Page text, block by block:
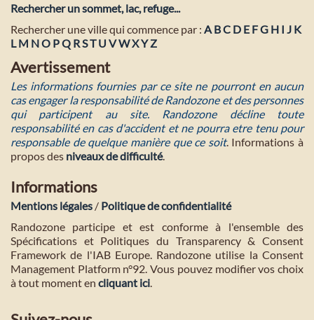
Rechercher un sommet, lac, refuge...
Rechercher une ville qui commence par : A BC D E FG H I J K
L M NO PQ RST U VWXYZ
Avertissement
Les informations fournies par ce site ne pourront en aucun
cas engager la responsabilité de Randozone et des personnes
qui participent au site. Randozone décline toute
responsabilité en cas d'accident et ne pourra etre tenu pour
responsable de quelque manière que ce soit. Informations à
propos des niveaux de difficulté.
Informations
Mentions légales / Politique de confidentialité
Randozone participe et est conforme à l'ensemble des
Spécifications et Politiques du Transparency & Consent
Framework de l'IAB Europe. Randozone utilise la Consent
Management Platform n°92. Vous pouvez modifier vos choix
à tout moment en cliquant ici.